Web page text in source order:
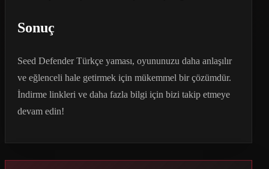
Sonuç
Seed Defender Türkçe yaması, oyununuzu daha anlaşılır
ve eğlenceli hale getirmek için mükemmel bir çözümdür.
İndirme linkleri ve daha fazla bilgi için bizi takip etmeye
devam edin!